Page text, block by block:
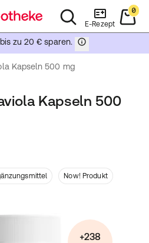
E-Rezept
0
zu 20 € sparen.
Kapseln 500 mg
Kapseln 500
Now! Produkt
+238